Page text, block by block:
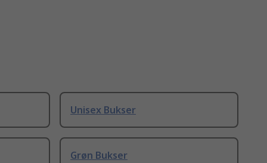
Unisex Bukser
Grøn Bukser